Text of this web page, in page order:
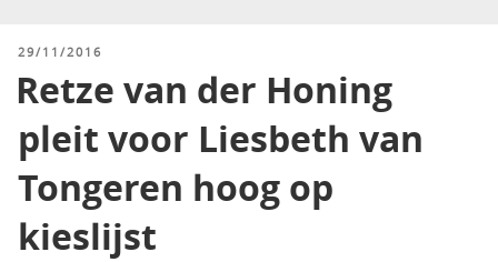
GEPLAATST
29/11/2016
Retze van der Honing
pleit voor Liesbeth van
Tongeren hoog op
kieslijst